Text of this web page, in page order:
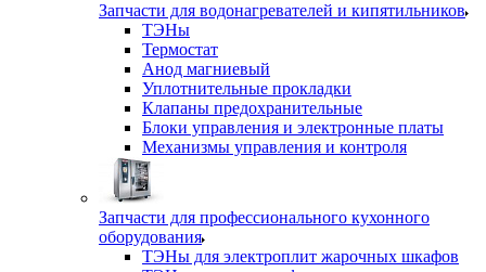
Запчасти для водонагревателей и кипятильников
ТЭНы
Термостат
Анод магниевый
Уплотнительные прокладки
Клапаны предохранительные
Блоки управления и электронные платы
Механизмы управления и контроля
Запчасти для профессионального кухонного
оборудования
ТЭНы для электроплит жарочных шкафов